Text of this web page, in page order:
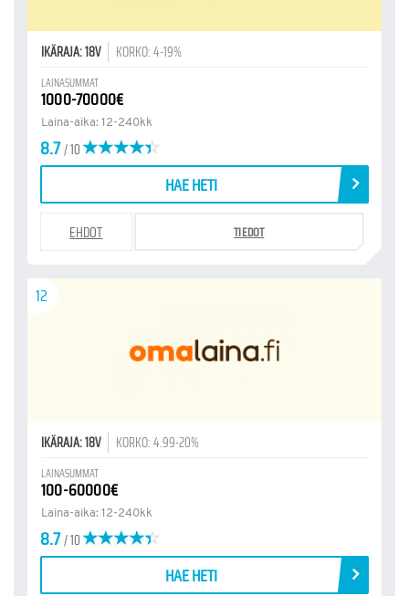
IKÄRAJA: 18V KORKO: 4-19%
LAINASUMMAT
1000-70000€
Laina-aika: 12-240kk
8.7/ 10
HAE HETI
EHDOT TIEDOT
12
IKÄRAJA: 18V KORKO: 4.99-20%
LAINASUMMAT
100-60000€
Laina-aika: 12-240kk
8.7/ 10
HAE HETI